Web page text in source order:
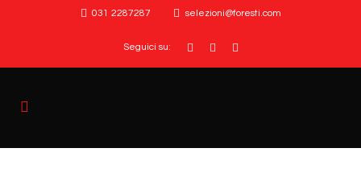
031 2287287 selezioni@foresti.com
Seguici su: